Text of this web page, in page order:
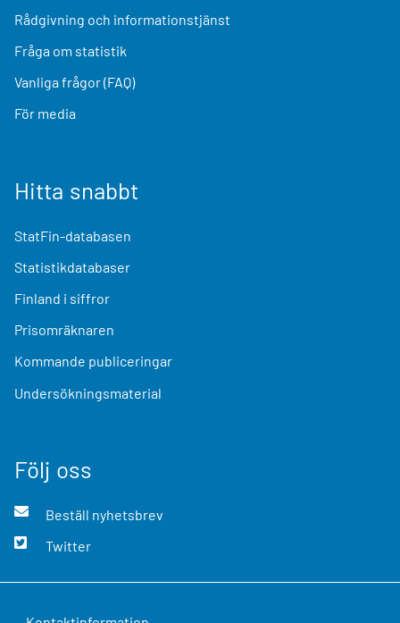
Rådgivning och informationstjänst
Fråga om statistik
Vanliga frågor (FAQ)
För media
Hitta snabbt
StatFin-databasen
Statistikdatabaser
Finland i siffror
Prisomräknaren
Kommande publiceringar
Undersökningsmaterial
Följ oss
Beställ nyhetsbrev
Twitter